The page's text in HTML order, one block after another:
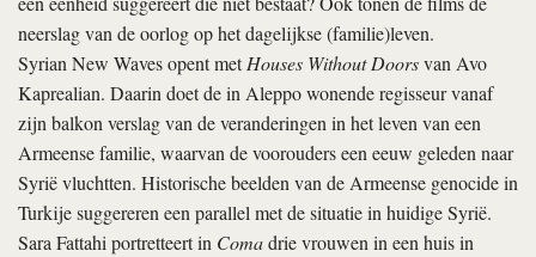
neerslag van de oorlog op het dagelijkse (familie)leven.
Syrian New Waves opent metHouses Without Doorsvan Avo
Kaprealian. Daarin doet de in Aleppo wonende regisseur vanaf
zijn balkon verslag van de veranderingen in het leven van een
Armeense familie, waarvan de voorouders een eeuw geleden naar
Syrië vluchtten. Historische beelden van de Armeense genocide in
Turkije suggereren een parallel met de situatie in huidige Syrië.
Sara Fattahi portretteert in Comadrie vrouwen in een huis in